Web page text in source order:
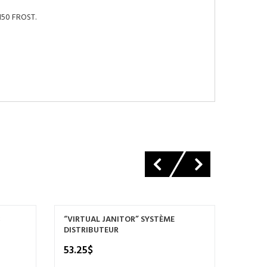
FROST.
“VIRTUAL JANITOR” SYSTÈME
DISTRIBUTEUR
53.25$